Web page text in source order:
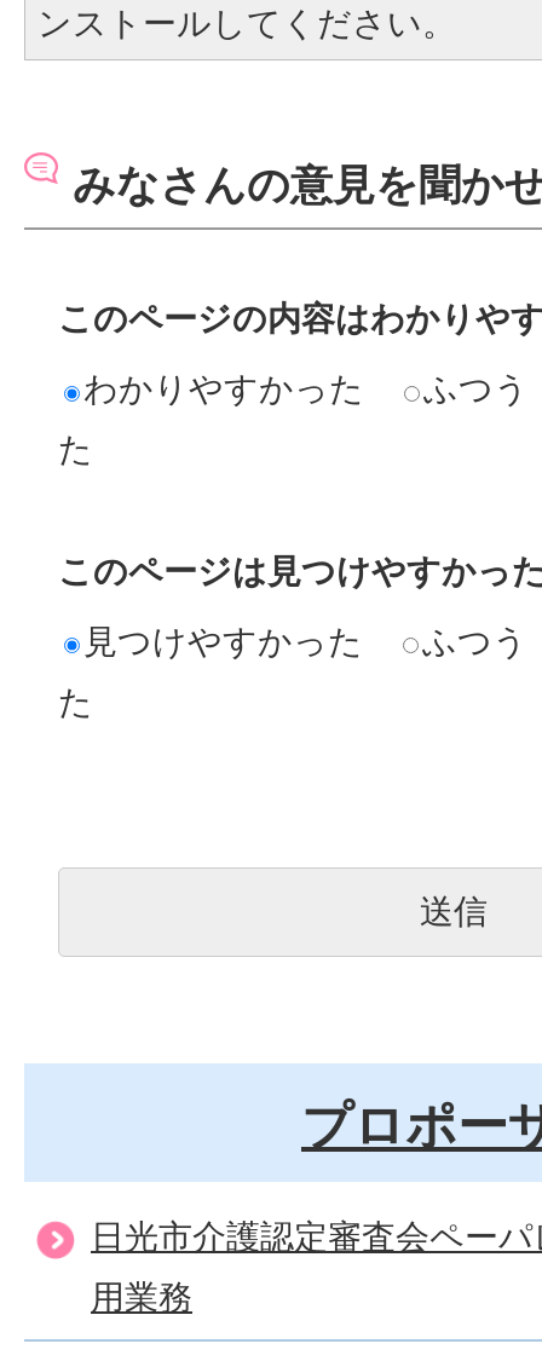
ンストールしてください。
みなさんの意見を聞か
このページの内容はわかりや
わかりやすかった
ふつう
た
このページは見つけやすかっ
見つけやすかった
ふつう
た
プロポー
日光市介護認定審査会ペー
用業務